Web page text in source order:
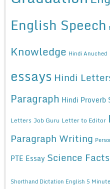
English Speech
Knowledge Hindi Anuched
essays Hindi
Paragraph Hindi Proverb
Letters Job Guru Letter to Editor
Paragraph Writing
PTE Essay Science Facts
Shorthand Dictation English 5